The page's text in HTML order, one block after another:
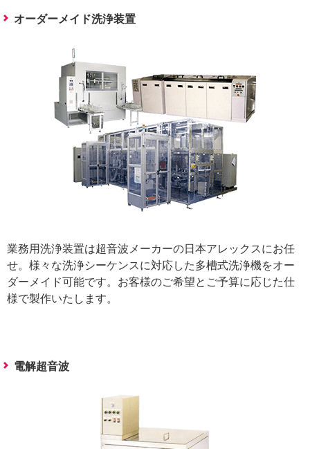
オーダーメイド洗浄装置
業務用洗浄装置は超音波メーカーの日本アレックスにお任
せ。様々な洗浄シーケンスに対応した多槽式洗浄機をオー
ダーメイド可能です。お客様のご希望とご予算に応じた仕
様で製作いたします。
電解超音波